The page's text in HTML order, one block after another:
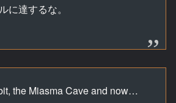
に達するな。
the Miasma Cave and now…